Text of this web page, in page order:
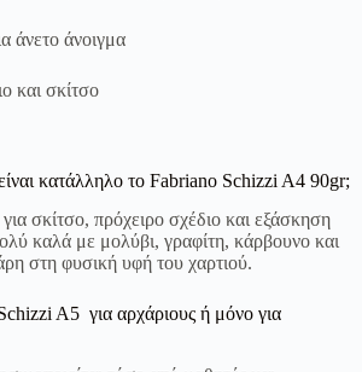
άνετο άνοιγμα
και σκίτσο
είναι κατάλληλο το Fabriano Schizzi A4 90gr;
σκίτσο, πρόχειρο σχέδιο και εξάσκηση
καλά με μολύβι, γραφίτη, κάρβουνο και
στη φυσική υφή του χαρτιού.
A5 για αρχάριους ή μόνο για